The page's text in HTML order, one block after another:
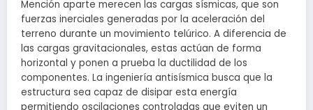
Mención aparte merecen las cargas sísmicas, que son
fuerzas inerciales generadas por la aceleración del
terreno durante un movimiento telúrico. A diferencia de
las cargas gravitacionales, estas actúan de forma
horizontal y ponen a prueba la ductilidad de los
componentes. La ingeniería antisísmica busca que la
estructura sea capaz de disipar esta energía
permitiendo oscilaciones controladas que eviten un